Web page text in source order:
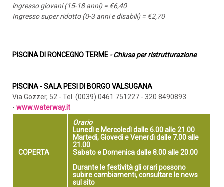
ingresso giovani (15-18 anni) = €6,40
Ingresso super ridotto (0-3 anni e disabili) = €2,70
PISCINA DI RONCEGNO TERME - Chiusa per ristrutturazione
PISCINA - SALA PESI DI BORGO VALSUGANA
Via Gozzer, 52 - Tel. (0039) 0461 751227 - 320 8490893
- www.waterway.it
COPERTA
Orario
Lunedì e Mercoledì dalle 6.00 alle 21.00
Martedì, Giovedì e Venerdì dalle 7.00 alle
21.00
Sabato e Domenica dalle 8.00 alle 20.00
Durante le festività gli orari possono
subire cambiamenti, consultare le news
sul sito